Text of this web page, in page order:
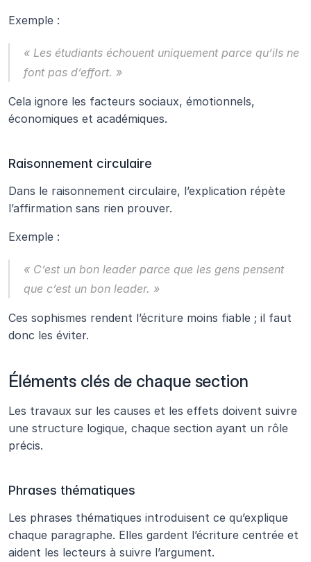
Exemple :
« Les étudiants échouent uniquement parce qu’ils ne
font pas d’effort. »
Cela ignore les facteurs sociaux, émotionnels,
économiques et académiques.
Raisonnement circulaire
Dans le raisonnement circulaire, l’explication répète
l’affirmation sans rien prouver.
Exemple :
« C’est un bon leader parce que les gens pensent
que c’est un bon leader. »
Ces sophismes rendent l’écriture moins fiable ; il faut
donc les éviter.
Éléments clés de chaque section
Les travaux sur les causes et les effets doivent suivre
une structure logique, chaque section ayant un rôle
précis.
Phrases thématiques
Les phrases thématiques introduisent ce qu’explique
chaque paragraphe. Elles gardent l’écriture centrée et
aident les lecteurs à suivre l’argument.